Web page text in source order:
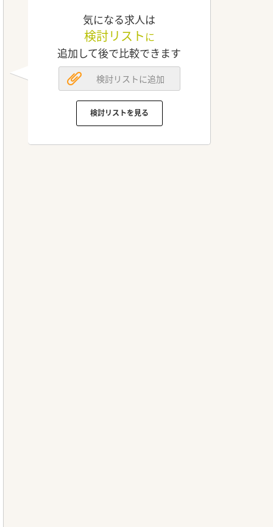
気になる求人は
検討リスト に
追加して後で比較できます
検討リストに追加
検討リストを見る